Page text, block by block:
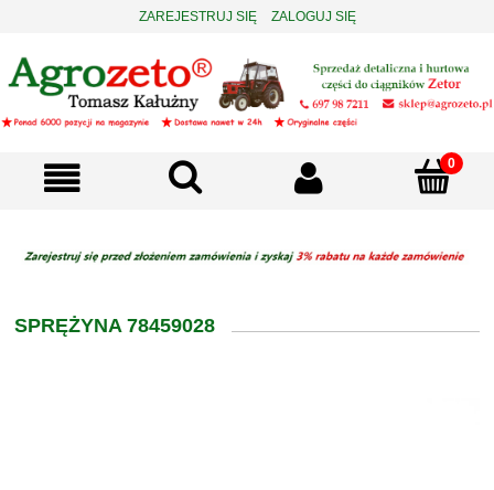
ZAREJESTRUJ SIĘ ZALOGUJ SIĘ
SPRĘŻYNA 78459028